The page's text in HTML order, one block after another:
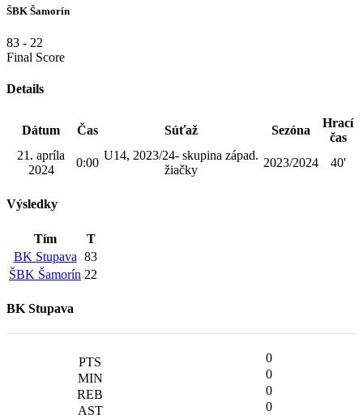
ŠBK Šamorín
83 - 22
Final Score
Details
Dátum Čas Súťaž Sezóna
Hrací
čas
21. apríla
2024
0:00
U14, 2023/24- skupina západ.
žiačky
2023/2024 40'
Výsledky
Tím
T
BK Stupava 83
ŠBK Šamorín 22
BK Stupava
0
0
0
0